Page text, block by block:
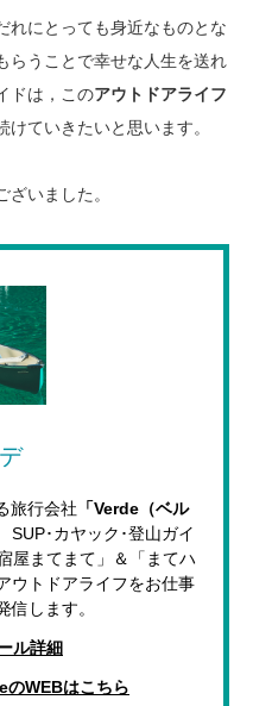
れにとっても身近なものとな
らうことで幸せな人生を送れ
ドは，このアウトドアライフ
けていきたいと思います。
いました。
旅行会社 「Verde（ベル
･カヤック･登山ガイ
屋まてまて」＆「まてハ
ウトドアライフをお仕事
信します。
ル詳細
のWEBはこちら